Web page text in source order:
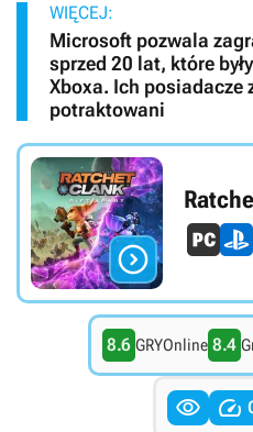
WIĘCEJ:
Microsoft pozwala
sprzed 20 lat, które
Xboxa. Ich posiadacze
potraktowani

8.6 GRYOnline 8.4
 